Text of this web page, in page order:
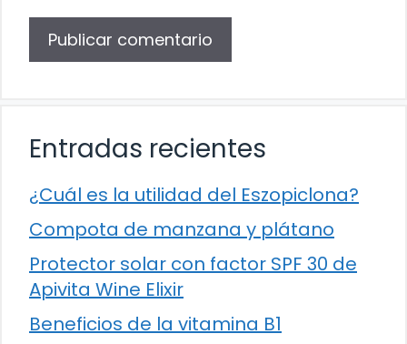
Entradas recientes
¿Cuál es la utilidad del Eszopiclona?
Compota de manzana y plátano
Protector solar con factor SPF 30 de
Apivita Wine Elixir
Beneficios de la vitamina B1